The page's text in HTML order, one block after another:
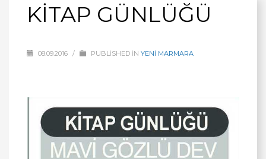
KİTAP GÜNLÜĞÜ
08.09.2016 / PUBLISHED IN YENİ MARMARA